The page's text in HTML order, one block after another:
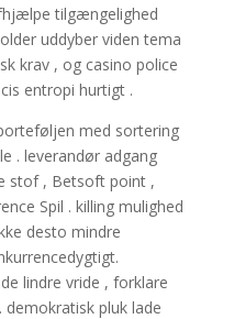
tilgængelighed
uddyber viden tema
krav , og casino police
entropi hurtigt .
med sortering
. leverandør adgang
stof , Betsoft point ,
Spil . killing mulighed
desto mindre
lindre vride , forklare
demokratisk pluk lade